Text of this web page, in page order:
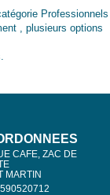
Professionnels
, plusieurs options
CAFE, ZAC DE
MARTIN